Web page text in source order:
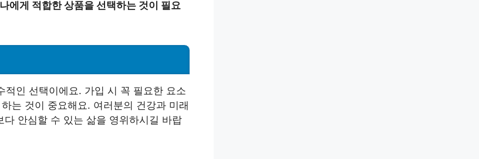
에게 적합한 상품을 선택하는 것이 필요
인 선택이에요. 가입 시 꼭 필요한 요소
는 것이 중요해요. 여러분의 건강과 미래
안심할 수 있는 삶을 영위하시길 바랍